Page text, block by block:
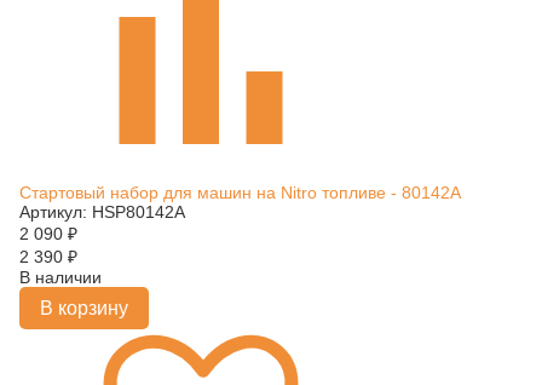
Стартовый набор для машин на Nitro топливе - 80142A
Артикул: HSP80142A
2 090 ₽
2 390 ₽
В наличии
В корзину